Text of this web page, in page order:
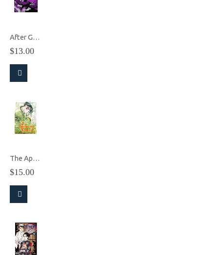
After God vol.3
$13.00
The Apothecary Diaries 14 (Inglés)
$15.00